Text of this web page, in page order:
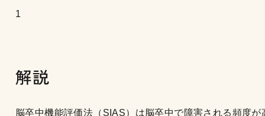
1
解説
脳卒中機能評価法（SIAS）は脳卒中で障害される頻度が